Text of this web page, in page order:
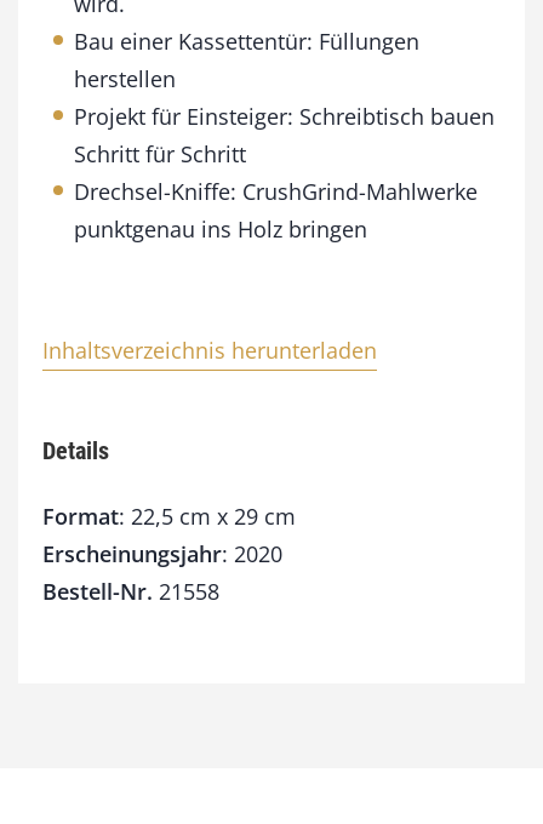
Bau einer Kassettentür: Füllungen
herstellen
Projekt für Einsteiger: Schreibtisch bauen
Schritt für Schritt
Drechsel-Kniffe: CrushGrind-Mahlwerke
punktgenau ins Holz bringen
Inhaltsverzeichnis herunterladen
Details
Format: 22,5 cm x 29 cm
Erscheinungsjahr: 2020
Bestell-Nr. 21558